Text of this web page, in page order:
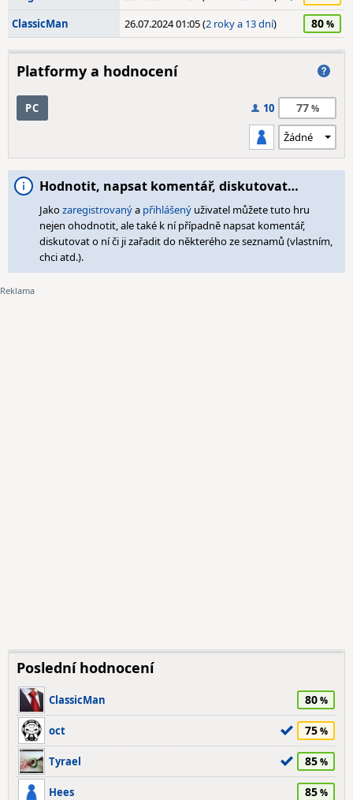
ClassicMan 26.07.2024 01:05 (2 roky a 13 dní) 80
Platformy a hodnocení
PC 10 77
Hodnotit, napsat komentář, diskutovat…
Jakozaregistrovanýa přihlášený uživatel můžete tuto hru
nejen ohodnotit, ale také k ní případně napsat komentář,
diskutovat o ní či ji zařadit do některého ze seznamů (vlastním,
chci atd.).
Poslední hodnocení
ClassicMan 80
oct 75
Tyrael 85
Hees 85